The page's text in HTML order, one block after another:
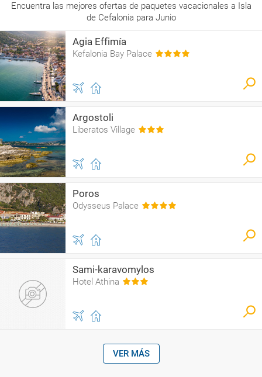
Encuentra las mejores ofertas de paquetes vacacionales a Isla
de Cefalonia para Junio
Agia Effimía
Kefalonia Bay Palace
Argostoli
Liberatos Village
Poros
Odysseus Palace
Sami-karavomylos
Hotel Athina
VER MÁS